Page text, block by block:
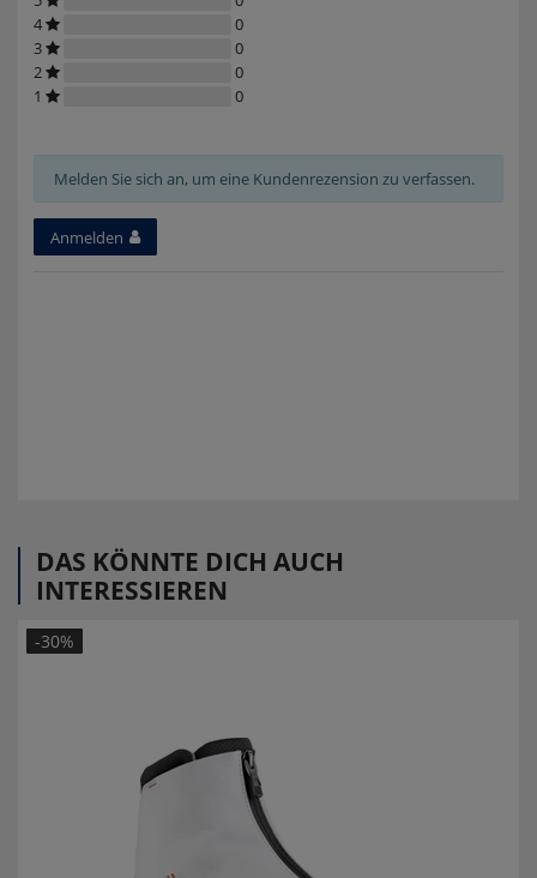
4
0
3
0
2
0
1
0
Melden Sie sich an, um eine Kundenrezension zu verfassen.
Anmelden
DAS KÖNNTE DICH AUCH
INTERESSIEREN
-30%